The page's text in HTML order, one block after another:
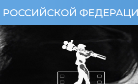
ФЕДЕРАЦИИ (УКАЗ